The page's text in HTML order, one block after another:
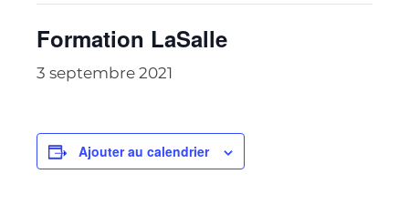
Formation LaSalle
3 septembre 2021
Ajouter au calendrier